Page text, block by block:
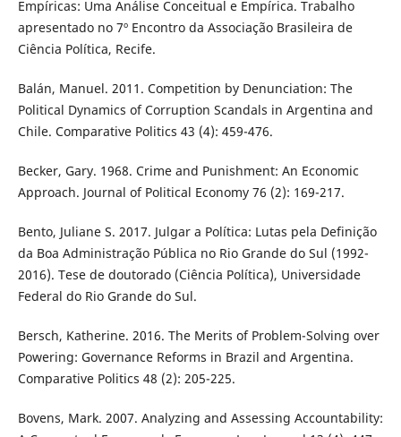
Empíricas: Uma Análise Conceitual e Empírica. Trabalho
apresentado no 7º Encontro da Associação Brasileira de
Ciência Política, Recife.
Balán, Manuel. 2011. Competition by Denunciation: The
Political Dynamics of Corruption Scandals in Argentina and
Chile. Comparative Politics 43 (4): 459-476.
Becker, Gary. 1968. Crime and Punishment: An Economic
Approach. Journal of Political Economy 76 (2): 169-217.
Bento, Juliane S. 2017. Julgar a Política: Lutas pela Definição
da Boa Administração Pública no Rio Grande do Sul (1992-
2016). Tese de doutorado (Ciência Política), Universidade
Federal do Rio Grande do Sul.
Bersch, Katherine. 2016. The Merits of Problem-Solving over
Powering: Governance Reforms in Brazil and Argentina.
Comparative Politics 48 (2): 205-225.
Bovens, Mark. 2007. Analyzing and Assessing Accountability: